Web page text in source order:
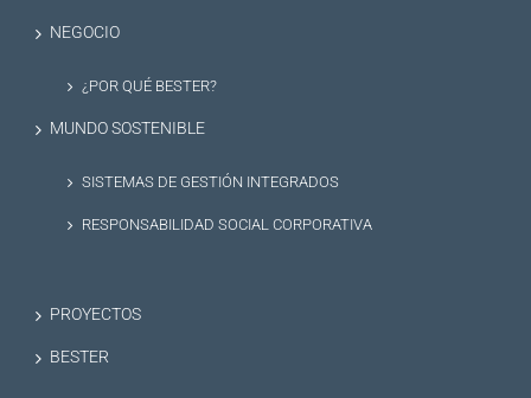
NEGOCIO
¿POR QUÉ BESTER?
MUNDO SOSTENIBLE
SISTEMAS DE GESTIÓN INTEGRADOS
RESPONSABILIDAD SOCIAL CORPORATIVA
PROYECTOS
BESTER